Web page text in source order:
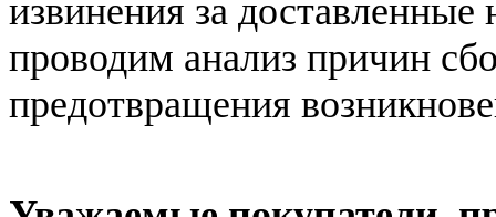
извинения за
проводим анализ причин
предотвращения